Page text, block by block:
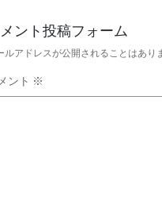
ント投稿フォーム
ルアドレスが公開されることはあり
ント ※